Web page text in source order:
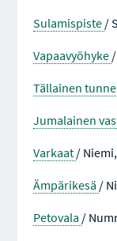
Sulamispiste /
Vapaavyöhyke
Tällainen
Jumalainen
Varkaat /
Ämpärikesä /
Petovala /